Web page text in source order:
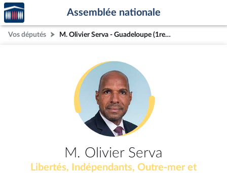
Aller au contenu
Aller en bas de la page
Accèder
à la
page
d'accueil
Assemblée nationale
Vos députés M. Olivier Serva - Guadeloupe (1re circonscription)
M. Olivier Serva
Libertés, Indépendants, Outre-mer et